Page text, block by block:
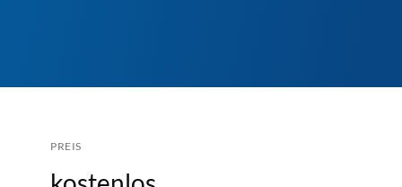
PREIS